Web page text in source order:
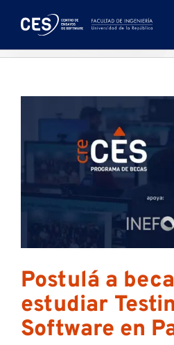
Postulá a
estudiar
Software en